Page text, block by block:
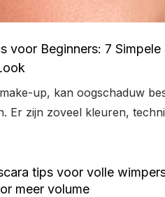
voor Beginners: 7 Simpele
up, kan oogschaduw
Er zijn zoveel kleuren,
tips voor volle
meer volume